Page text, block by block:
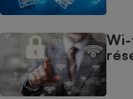
Wi-